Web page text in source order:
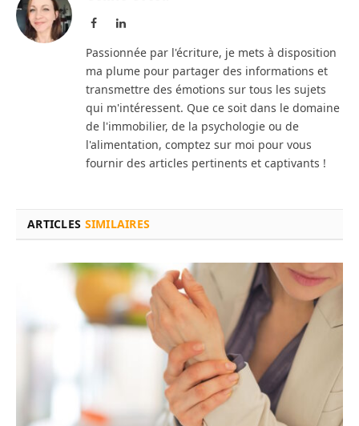
FacebookLinkedIn
Passionnée par l'écriture, je mets à disposition
ma plume pour partager des informations et
transmettre des émotions sur tous les sujets
qui m'intéressent. Que ce soit dans le domaine
de l'immobilier, de la psychologie ou de
l'alimentation, comptez sur moi pour vous
fournir des articles pertinents et captivants !
ARTICLES SIMILAIRES